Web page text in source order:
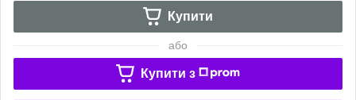
Купити
або
Купити з